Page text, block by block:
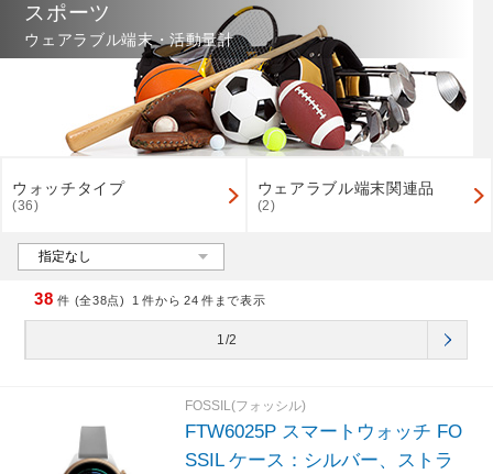
スポーツ
ウェアラブル端末・活動量計
ウォッチタイプ
(36)
ウェアラブル端末関連品
(2)
38 件 (全38点) 1 件から 24 件まで表示
1/2
FOSSIL(フォッシル)
FTW6025P スマートウォッチ FO
SSIL ケース：シルバー、ストラ